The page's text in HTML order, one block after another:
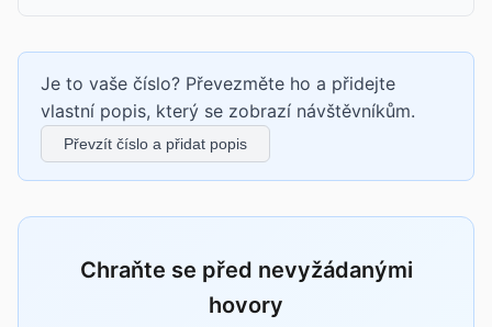
Je to vaše číslo? Převezměte ho a přidejte
vlastní popis, který se zobrazí návštěvníkům.
Převzít číslo a přidat popis
Chraňte se před nevyžádanými
hovory